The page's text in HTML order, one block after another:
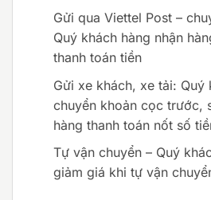
Gửi qua Viettel Post –
Quý khách hàng nhận
thanh toán tiền
Gửi xe khách, xe tải: Quý
chuyển khoản cọc trước,
hàng thanh toán nốt số
Tự vận chuyển – Quý
giảm giá khi tự vận